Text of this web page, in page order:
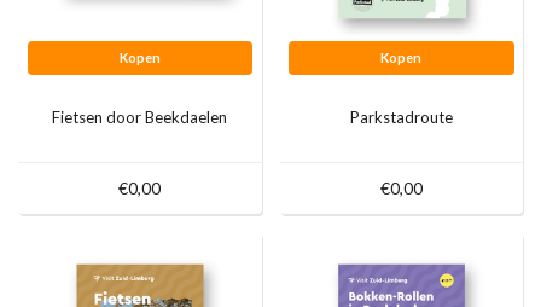
Kopen
Fietsen door Beekdaelen
€0,00
Kopen
Parkstadroute
€0,00